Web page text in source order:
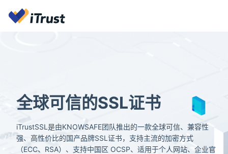
全球可信的SSL证书
iTrustSSL是由KNOWSAFE团队推出的一款全球可信、兼容性
强、高性价比的国产品牌SSL证书，支持主流的加密方式
（ECC、RSA）、支持中国区 OCSP、适用于个人网站、企业官